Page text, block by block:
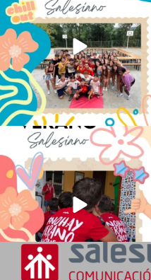
145 2
No hay verano sin que sea Salesiano ❤️
💫 en Luz 4
...
0